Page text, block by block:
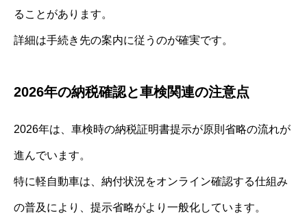
ることがあります。
詳細は手続き先の案内に従うのが確実です。
2026年の納税確認と車検関連の注意点
2026年は、車検時の納税証明書提示が原則省略の流れが
進んでいます。
特に軽自動車は、納付状況をオンライン確認する仕組み
の普及により、提示省略がより一般化しています。